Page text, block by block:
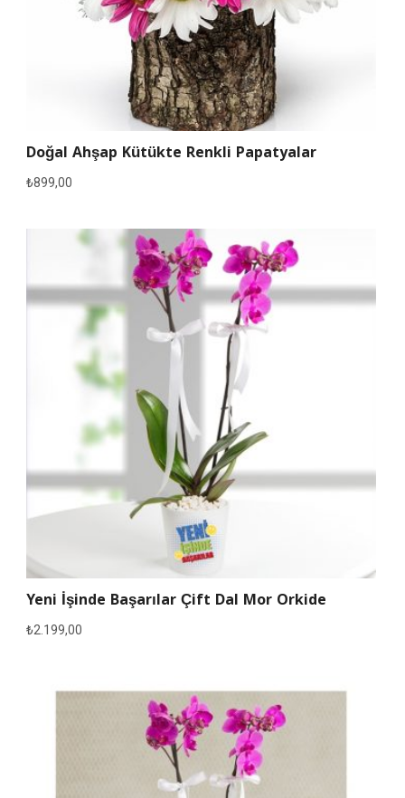
Doğal Ahşap Kütükte Renkli Papatyalar
₺899,00
Yeni İşinde Başarılar Çift Dal Mor Orkide
₺2.199,00